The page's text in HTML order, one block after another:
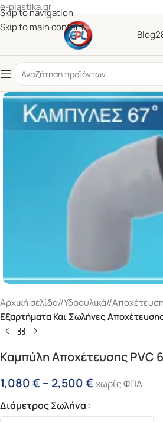
e-plastika.gr
Skip to navigation
Skip to main content
Blog
Αρχική σελίδα/ Υδραυλικά/ Αποχέτευση
Εξαρτήματα Και Σωλήνες
Καμπύλη Αποχέτευσης PVC
1,080€ – 2,500€ χωρίς ΦΠΑ
Διάμετρος Σωλήνα